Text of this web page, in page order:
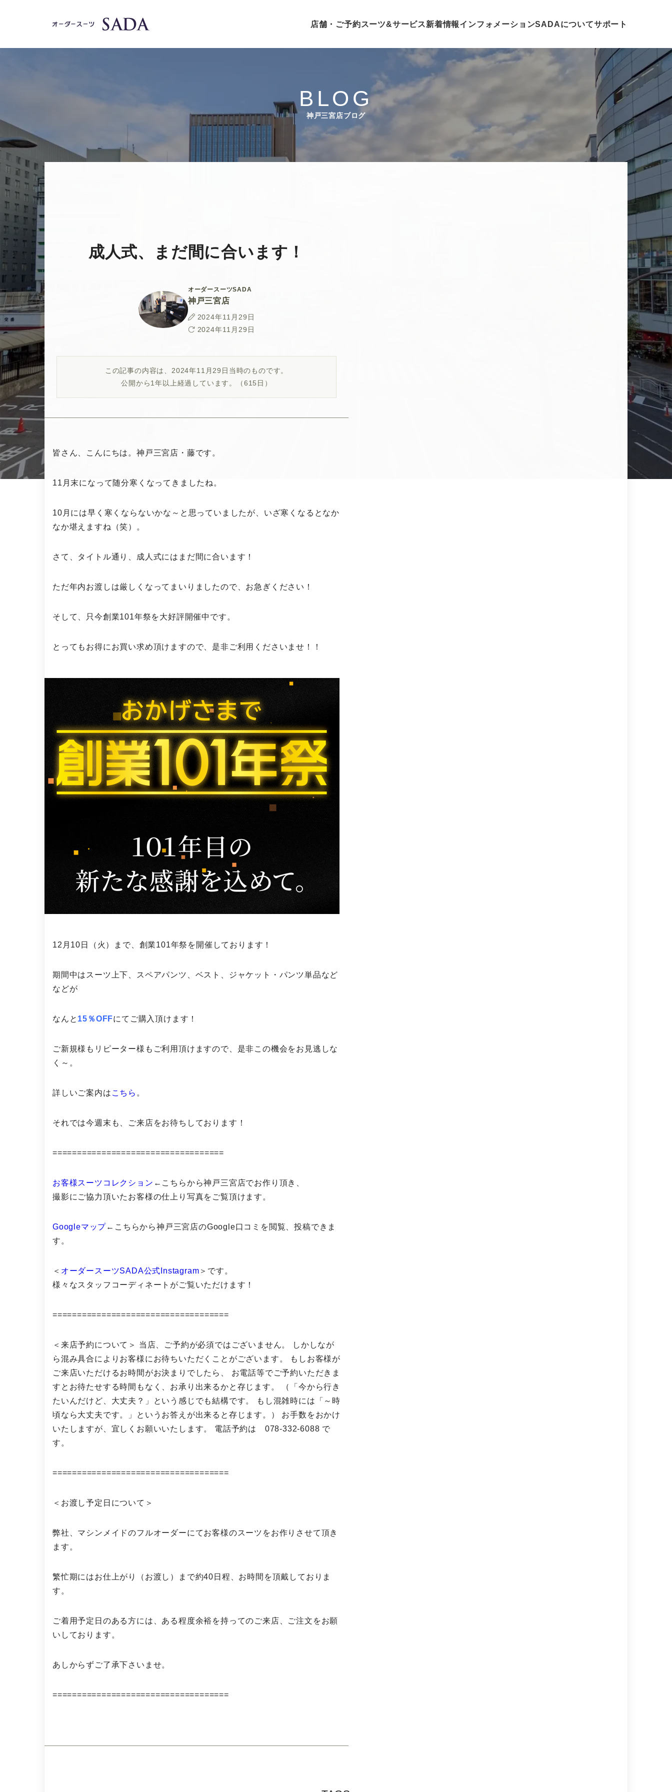
店舗・ご予約スーツ&サービス新着情報インフォメーションSADAについてサポート
BLOG
神戸三宮店ブログ
成人式、まだ間に合います！
オーダースーツSADA
神戸三宮店
投
稿
2024年11月29日
最
更
新
日
2024年11月29日
この記事の内容は、 2024年11月29日当時のものです。
公開から1年以上経過しています。
（615日）
皆さん、こんにちは。神戸三宮店・藤です。
11月末になって随分寒くなってきましたね。
10月には早く寒くならないかな～と思っていましたが、いざ寒くなるとなか
なか堪えますね（笑）。
さて、タイトル通り、成人式にはまだ間に合います！
ただ年内お渡しは厳しくなってまいりましたので、お急ぎください！
そして、只今創業101年祭を大好評開催中です。
とってもお得にお買い求め頂けますので、是非ご利用くださいませ！！
12月10日（火）まで、創業101年祭を開催しております！
期間中はスーツ上下、スペアパンツ、ベスト、ジャケット・パンツ単品など
などが
なんと 15％OFFにてご購入頂けます！
ご新規様もリピーター様もご利用頂けますので、是非この機会をお見逃しな
く～。
詳しいご案内は こちら 。
それでは今週末も、ご来店をお待ちしております！
===================================
お客様スーツコレクション ←こちらから神戸三宮店でお作り頂き、
撮影にご協力頂いたお客様の仕上り写真をご覧頂けます。
Googleマップ←こちらから神戸三宮店のGoogle口コミを閲覧、投稿できま
す。
＜ オーダースーツSADA公式Instagram ＞です。
様々なスタッフコーディネートがご覧いただけます！
====================================
＜来店予約について＞ 当店、ご予約が必須ではございません。 しかしなが
ら混み具合によりお客様にお待ちいただくことがございます。 もしお客様が
ご来店いただけるお時間がお決まりでしたら、 お電話等でご予約いただきま
すとお待たせする時間もなく、お承り出来るかと存じます。 （「今から行き
たいんだけど、大丈夫？」という感じでも結構です。 もし混雑時には「～時
頃なら大丈夫です。」というお答えが出来ると存じます。） お手数をおかけ
いたしますが、宜しくお願いいたします。 電話予約は 078-332-6088 で
す。
====================================
＜お渡し予定日について＞
弊社、マシンメイドのフルオーダーにてお客様のスーツをお作りさせて頂き
ます。
繁忙期にはお仕上がり（お渡し）まで約40日程、お時間を頂戴しておりま
す。
ご着用予定日のある方には、ある程度余裕を持ってのご来店、ご注文をお願
いしております。
あしからずご了承下さいませ。
====================================